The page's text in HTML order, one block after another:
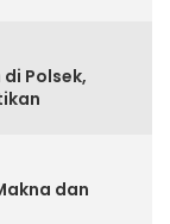
Polsek,
dan